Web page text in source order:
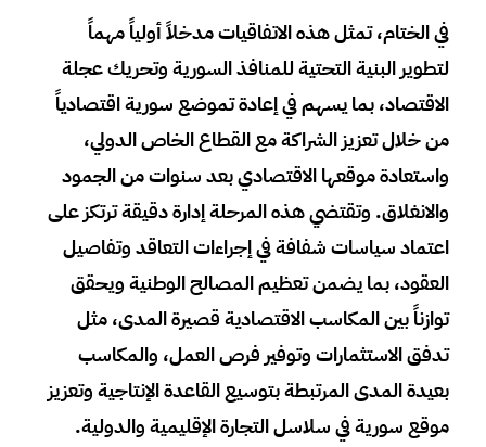
في الختام، تمثل هذه الاتفاقيات مدخلاً أولياً مهماً
لتطوير البنية التحتية للمنافذ السورية وتحريك عجلة
الاقتصاد، بما يسهم في إعادة تموضع سورية اقتصادياً
من خلال تعزيز الشراكة مع القطاع الخاص الدولي،
واستعادة موقعها الاقتصادي بعد سنوات من الجمود
والانغلاق. وتقتضي هذه المرحلة إدارة دقيقة ترتكز على
اعتماد سياسات شفافة في إجراءات التعاقد وتفاصيل
العقود، بما يضمن تعظيم المصالح الوطنية ويحقق
توازناً بين المكاسب الاقتصادية قصيرة المدى، مثل
تدفق الاستثمارات وتوفير فرص العمل، والمكاسب
بعيدة المدى المرتبطة بتوسيع القاعدة الإنتاجية وتعزيز
موقع سورية في سلاسل التجارة الإقليمية والدولية.